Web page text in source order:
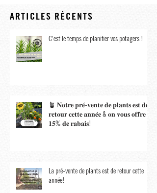
ARTICLES RÉCENTS
C'est le temps de planifier vos potagers !
🪴 𝐍𝐨𝐭𝐫𝐞 𝐩𝐫𝐞́-𝐯𝐞𝐧𝐭𝐞 𝐝𝐞 𝐩𝐥𝐚𝐧𝐭𝐬 𝐞𝐬𝐭 𝐝𝐞
𝐫𝐞𝐭𝐨𝐮𝐫 𝐜𝐞𝐭𝐭𝐞 𝐚𝐧𝐧𝐞́𝐞 & 𝐨𝐧 𝐯𝐨𝐮𝐬 𝐨𝐟𝐟𝐫𝐞
𝟏𝟓% 𝐝𝐞 𝐫𝐚𝐛𝐚𝐢𝐬!
La pré-vente de plants est de retour cette
année!